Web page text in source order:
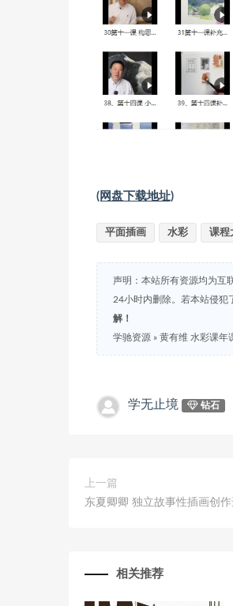
(网盘下载地址)
平面插画 水彩 课程
声明：本站所有资源均为互
24小时内删除。若本站侵犯
解！
学驰资源 » 黄有维 水彩课年
学无止境 钻石
上一篇
东夏卿卿 独立故事性插画创
相关推荐